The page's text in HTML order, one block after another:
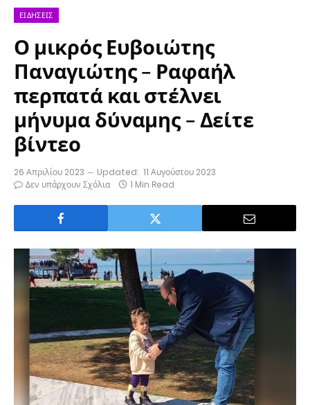
ΕΙΔΉΣΕΙΣ
Ο μικρός Ευβοιώτης
Παναγιώτης – Ραφαήλ
περπατά και στέλνει
μήνυμα δύναμης – Δείτε
βίντεο
26 Απριλίου 2023 Updated: 11 Αυγούστου 2023
Δεν υπάρχουν Σχόλια
1 Min Read